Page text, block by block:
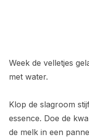
Week de velletjes
met water.
Klop de slagroom
essence. Doe de
de melk in een